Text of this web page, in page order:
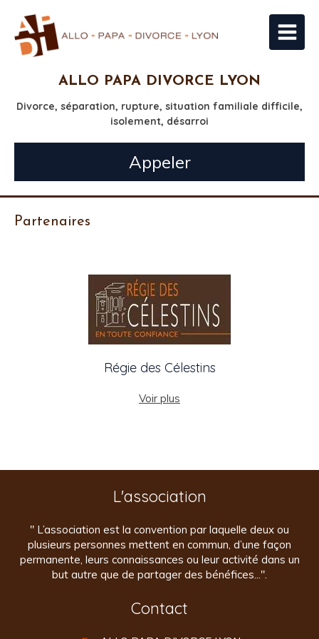
ALLO PAPA DIVORCE LYON
Divorce, séparation, rupture, situation familiale difficile,
isolement, désarroi
Appeler
Partenaires
Régie des Célestins
Voir plus
L'association
" L’association est la convention par laquelle deux ou
plusieurs personnes mettent en commun, d’une façon
permanente, leurs connaissances ou leur activité dans un
but autre que de partager des bénéfices...".
Contact